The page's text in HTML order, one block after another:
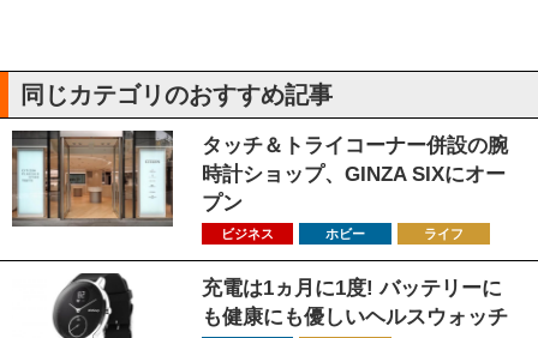
同じカテゴリのおすすめ記事
タッチ＆トライコーナー併設の腕
時計ショップ、GINZA SIXにオー
プン
ビジネス ホビー ライフ
充電は1ヵ月に1度! バッテリーに
も健康にも優しいヘルスウォッチ